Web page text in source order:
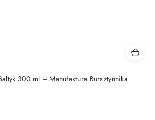
300 ml – Manufaktura Bursztynnika